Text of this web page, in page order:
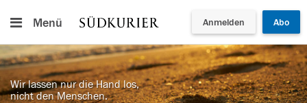
Menü Anmelden Abo
Wir lassen nur die Hand los,
nicht den Menschen.